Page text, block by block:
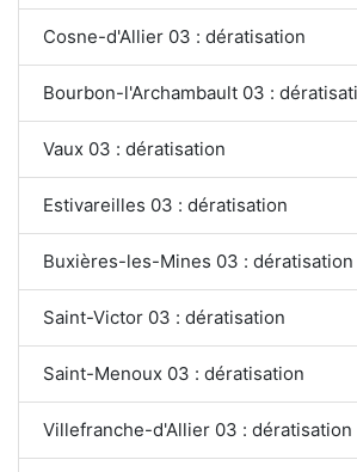
Cosne-d'Allier 03 : dératisation
Bourbon-l'Archambault 03 :
Vaux 03 : dératisation
Estivareilles 03 : dératisation
Buxières-les-Mines 03 : dératisation
Saint-Victor 03 : dératisation
Saint-Menoux 03 : dératisation
Villefranche-d'Allier 03 : dératisation